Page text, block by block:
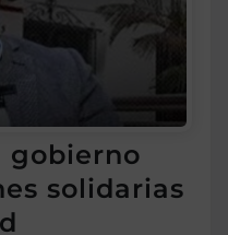
gobierno
solidarias